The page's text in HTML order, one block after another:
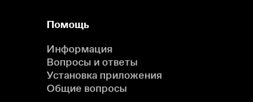
Помощь
Информация
Вопросы и ответы
Установка приложения
Общие вопросы